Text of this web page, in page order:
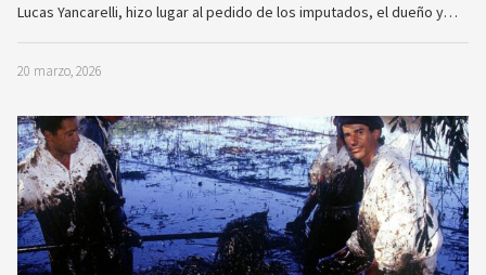
Lucas Yancarelli, hizo lugar al pedido de los imputados, el dueño y…
20 marzo, 2026